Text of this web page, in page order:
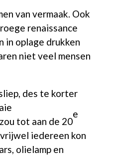
van vermaak. Ook
renaissance
in oplage drukken
niet veel mensen
des te korter
tot aan de 20
e
iedereen kon
olielamp en